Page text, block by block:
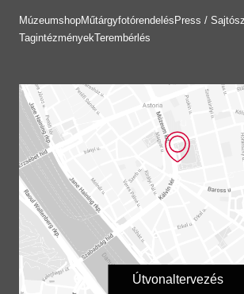
MúzeumshopMűtárgyfotórendelés Press /
TagintézményekTerembérlés
Útvonaltervezés